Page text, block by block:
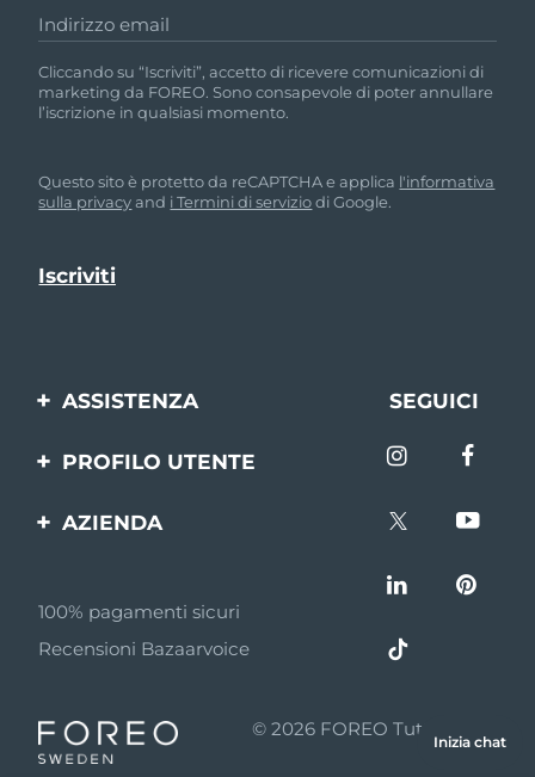
Indirizzo email
Cliccando su “Iscriviti”, accetto di ricevere comunicazioni di
marketing da FOREO. Sono consapevole di poter annullare
l’iscrizione in qualsiasi momento.
Questo sito è protetto da reCAPTCHA e applica l'informativa
sulla privacyand i Termini di serviziodi Google.
ASSISTENZA
Contattaci
batteria
SEGUICI
PROFILO UTENTE
prodotto
AZIENDA
Affiliazione
Notizie di affiliazione
Rivenditori
100% pagamenti sicuri
Recensioni Bazaarvoice
© 2026 FOREO Tutti i diritti
riservati
Inizia chat